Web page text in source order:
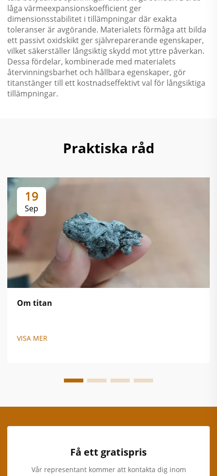
låga värmeexpansionskoefficient ger
dimensionsstabilitet i tillämpningar där exakta
toleranser är avgörande. Materialets förmåga att bilda
ett passivt oxidskikt ger självreparerande egenskaper,
vilket säkerställer långsiktig skydd mot yttre påverkan.
Dessa fördelar, kombinerade med materialets
återvinningsbarhet och hållbara egenskaper, gör
titanstänger till ett kostnadseffektivt val för långsiktiga
tillämpningar.
Praktiska råd
19
Sep
Om titan
VISA MER
Få ett gratispris
Vår representant kommer att kontakta dig inom